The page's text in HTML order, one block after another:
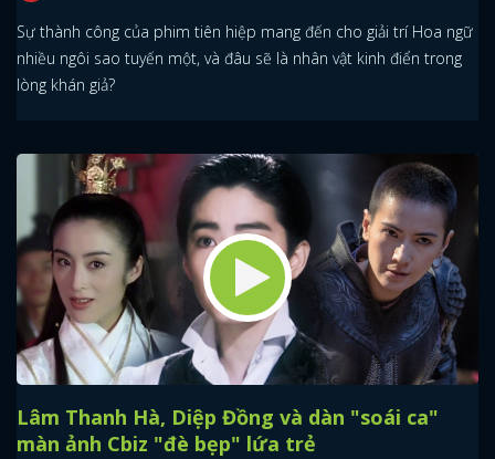
Sự thành công của phim tiên hiệp mang đến cho giải trí Hoa ngữ
nhiều ngôi sao tuyến một, và đâu sẽ là nhân vật kinh điển trong
lòng khán giả?
Lâm Thanh Hà, Diệp Đồng và dàn "soái ca"
màn ảnh Cbiz "đè bẹp" lứa trẻ